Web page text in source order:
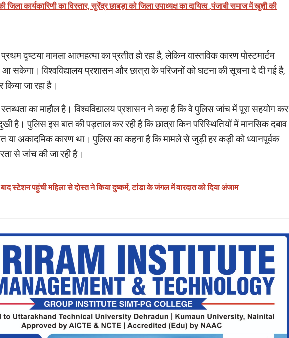
जिला कार्यकारिणी का विस्तार, सुरेंद्र छाबड़ा को जिला उपाध्यक्ष का दायित्व ,पंजाबी समाज में खुशी की
दृष्टया मामला आत्महत्या का प्रतीत हो रहा है, लेकिन वास्तविक कारण पोस्टमार्टम
आ सकेगा। विश्वविद्यालय प्रशासन और छात्रा के परिजनों को घटना की सूचना दे दी गई है,
जा रहा है।
का माहौल है। विश्वविद्यालय प्रशासन ने कहा है कि वे पुलिस जांच में पूरा सहयोग कर
है। पुलिस इस बात की पड़ताल कर रही है कि छात्रा किन परिस्थितियों में मानसिक दबाव
अकादमिक कारण था। पुलिस का कहना है कि मामले से जुड़ी हर कड़ी को ध्यानपूर्वक
से जांच की जा रही है।
स्टेशन पहुंची महिला से दोस्त ने किया दुष्कर्म, टांडा के जंगल में वारदात को दिया अंजाम